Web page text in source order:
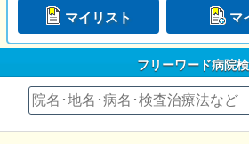
マイリスト マ
フリーワード病院